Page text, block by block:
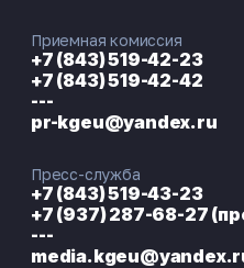
Приемная комиссия
+7 (843) 519-42-23
+7 (843) 519-42-42
---
pr-kgeu@yandex.ru
Пресс-служба
+7 (843) 519-43-23
+7 (937) 287-68-27
---